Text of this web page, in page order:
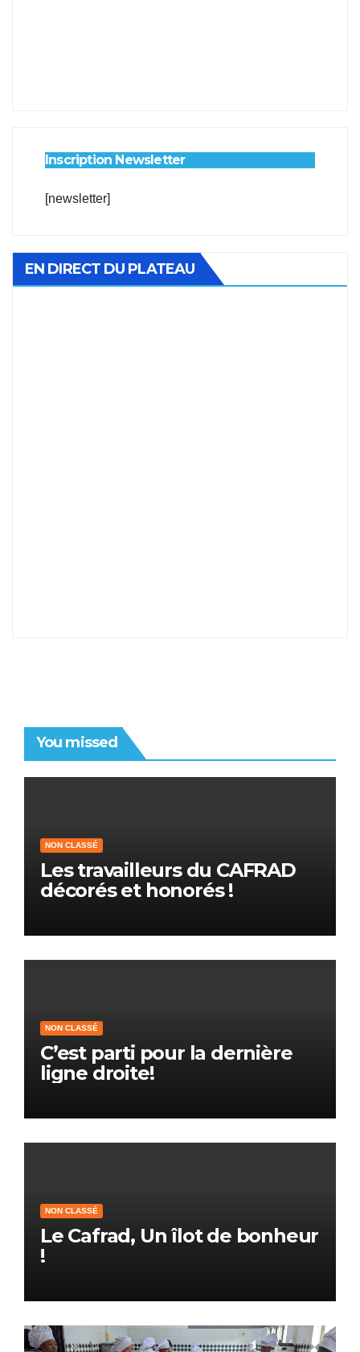
Inscription Newsletter
[newsletter]
EN DIRECT DU PLATEAU
You missed
NON CLASSÉ
Les travailleurs du CAFRAD
décorés et honorés !
NON CLASSÉ
C’est parti pour la dernière
ligne droite!
NON CLASSÉ
Le Cafrad, Un îlot de bonheur
!